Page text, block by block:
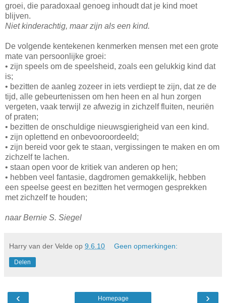
groei, die paradoxaal genoeg inhoudt dat je kind moet
blijven.
Niet kinderachtig, maar zijn als een kind.
De volgende kentekenen kenmerken mensen met een grote
mate van persoonlijke groei:
• zijn speels om de speelsheid, zoals een gelukkig kind dat
is;
• bezitten de aanleg zozeer in iets verdiept te zijn, dat ze de
tijd, alle gebeurtenissen om hen heen en al hun zorgen
vergeten, vaak terwijl ze afwezig in zichzelf fluiten, neuriën
of praten;
• bezitten de onschuldige nieuwsgierigheid van een kind.
• zijn oplettend en onbevooroordeeld;
• zijn bereid voor gek te staan, vergissingen te maken en om
zichzelf te lachen.
• staan open voor de kritiek van anderen op hen;
• hebben veel fantasie, dagdromen gemakkelijk, hebben
een speelse geest en bezitten het vermogen gesprekken
met zichzelf te houden;
naar Bernie S. Siegel
Harry van der Velde op 9.6.10 Geen opmerkingen:
Delen
‹ ›
Homepage